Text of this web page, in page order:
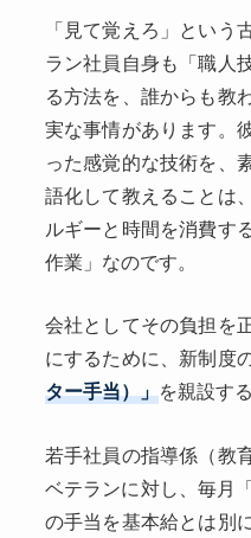
「見て覚えろ」という
ラン社員自身も「職人
る方法を、誰からも教
実な事情があります。
った感覚的な技術を、
語化して教えることは
ルギーと時間を消費す
作業」なのです。
会社としてその負担を
にするために、新制度
ター手当）」を親設す
若手社員の指導係（教
ベテランに対し、毎月
の手当を基本給とは別